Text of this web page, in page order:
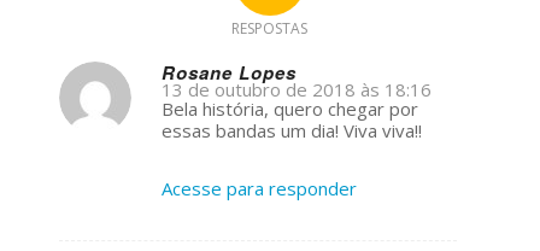
RESPOSTAS
Rosane Lopes
s
ays:
13 de outubro de 2018 às 18:16
Bela história, quero chegar por
essas bandas um dia! Viva viva!!
Acesse para responder